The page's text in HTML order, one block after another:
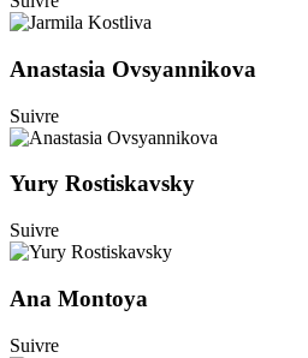
Anastasia Ovsyannikova
Suivre
Yury Rostiskavsky
Suivre
Ana Montoya
Suivre